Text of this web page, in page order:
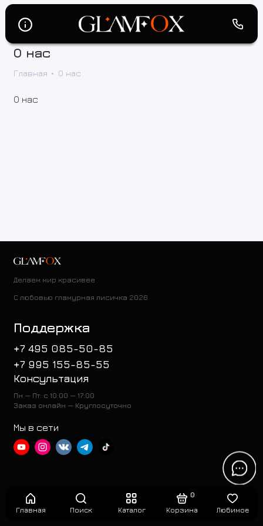
Главная Поиск Каталог Корзина
0
Любимое
О нас
Главная О нас
О нас
Делаем мир красивее
С любовью гламурная лисичка 2026
Поддержка
+7 495 085-50-85
+7 995 155-85-55
Консультация
Пн — Пт: с 10:00 — 17:00
Заказ онлайн — Круглосуточно
Мы в сети